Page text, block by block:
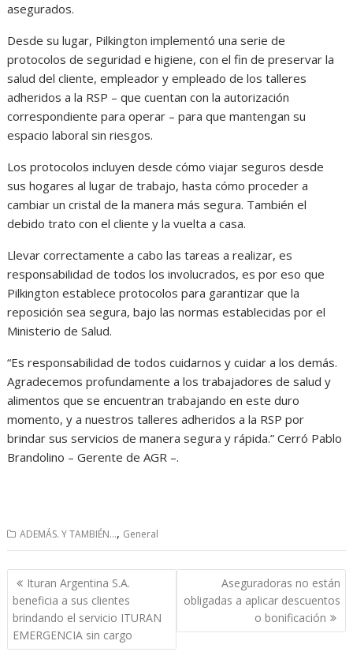
asegurados.
Desde su lugar, Pilkington implementó una serie de
protocolos de seguridad e higiene, con el fin de preservar la
salud del cliente, empleador y empleado de los talleres
adheridos a la RSP – que cuentan con la autorización
correspondiente para operar – para que mantengan su
espacio laboral sin riesgos.
Los protocolos incluyen desde cómo viajar seguros desde
sus hogares al lugar de trabajo, hasta cómo proceder a
cambiar un cristal de la manera más segura. También el
debido trato con el cliente y la vuelta a casa.
Llevar correctamente a cabo las tareas a realizar, es
responsabilidad de todos los involucrados, es por eso que
Pilkington establece protocolos para garantizar que la
reposición sea segura, bajo las normas establecidas por el
Ministerio de Salud.
“Es responsabilidad de todos cuidarnos y cuidar a los demás.
Agradecemos profundamente a los trabajadores de salud y
alimentos que se encuentran trabajando en este duro
momento, y a nuestros talleres adheridos a la RSP por
brindar sus servicios de manera segura y rápida.” Cerró Pablo
Brandolino – Gerente de AGR –.
ADEMÁS. Y TAMBIÉN..., General
Navegación
de
entradas
Ituran Argentina S.A.
beneficia a sus clientes
brindando el servicio ITURAN
EMERGENCIA sin cargo
Aseguradoras no están
obligadas a aplicar descuentos
o bonificación